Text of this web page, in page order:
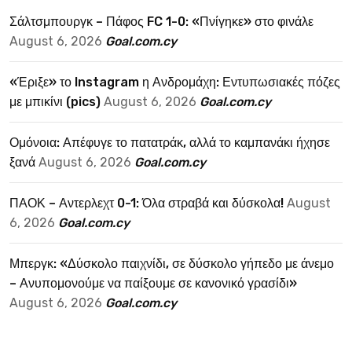
Σάλτσμπουργκ – Πάφος FC 1-0: «Πνίγηκε» στο φινάλε
August 6, 2026 Goal.com.cy
«Έριξε» το Instagram η Ανδρομάχη: Εντυπωσιακές πόζες
με μπικίνι (pics) August 6, 2026 Goal.com.cy
Ομόνοια: Απέφυγε το πατατράκ, αλλά το καμπανάκι ήχησε
ξανά August 6, 2026 Goal.com.cy
ΠΑΟΚ – Αντερλεχτ 0-1: Όλα στραβά και δύσκολα! August
6, 2026 Goal.com.cy
Μπεργκ: «Δύσκολο παιχνίδι, σε δύσκολο γήπεδο με άνεμο
– Ανυπομονούμε να παίξουμε σε κανονικό γρασίδι»
August 6, 2026 Goal.com.cy